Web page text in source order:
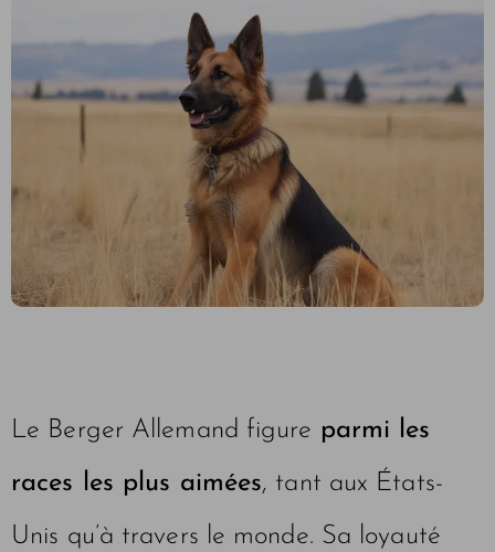
Le Berger Allemand figure parmi les
races les plus aimées, tant aux États-
Unis qu’à travers le monde. Sa loyauté